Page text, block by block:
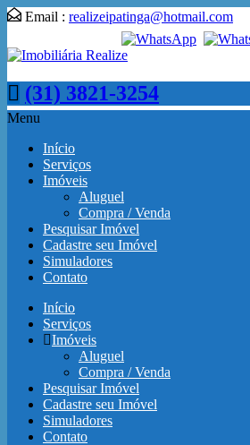
Email : realizeipatinga@hotmail.com
(31) 3821-3254
Menu
Início
Serviços
Imóveis
Aluguel
Compra / Venda
Pesquisar Imóvel
Cadastre seu Imóvel
Simuladores
Contato
Início
Serviços
Imóveis
Aluguel
Compra / Venda
Pesquisar Imóvel
Cadastre seu Imóvel
Simuladores
Contato